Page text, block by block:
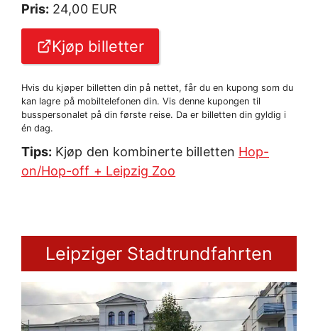
Pris: 24,00 EUR
Kjøp billetter
Hvis du kjøper billetten din på nettet, får du en kupong som du
kan lagre på mobiltelefonen din. Vis denne kupongen til
busspersonalet på din første reise. Da er billetten din gyldig i
én dag.
Tips: Kjøp den kombinerte billetten Hop-
on/Hop-off + Leipzig Zoo
Leipziger Stadtrundfahrten